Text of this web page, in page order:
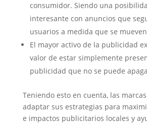
consumidor. Siendo una
interesante con anuncios que
usuarios a medida que se
El mayor activo de la publicidad
valor de estar simplemente
publicidad que no se puede
Teniendo esto en cuenta, las
adaptar sus estrategias para
e impactos publicitarios locales y